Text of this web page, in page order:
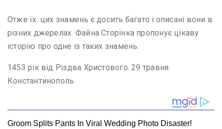
Отже їх. цих знамень є досить багато і описані вони в
різних джерелах. Файна Сторінка пропонує цікаву
історію про одне із таких знамень.
1453 рік від Різдва Христового. 29 травня.
Константинополь.